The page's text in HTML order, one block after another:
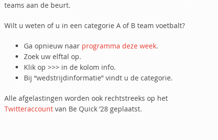
teams aan de beurt.
Wilt u weten of u in een categorie A of B team voetbalt?
Ga opnieuw naar programma deze week.
Zoek uw elftal op.
Klik op >>> in de kolom info.
Bij “wedstrijdinformatie” vindt u de categorie.
Alle afgelastingen worden ook rechtstreeks op het
Twitteraccount van Be Quick ’28 geplaatst.